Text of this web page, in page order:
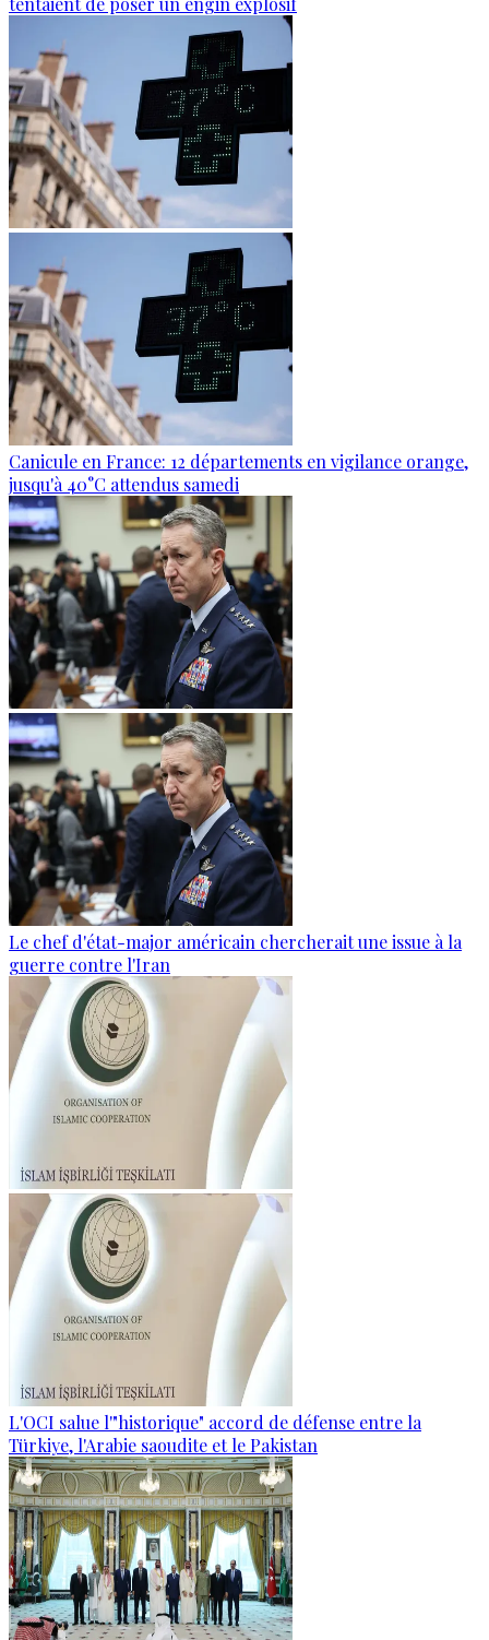
Canicule en France: 12 départements en vigilance orange,
jusqu'à 40°C attendus samedi
Le chef d'état-major américain chercherait une issue à la
guerre contre l'Iran
L'OCI salue l'"historique" accord de défense entre la
Türkiye, l'Arabie saoudite et le Pakistan